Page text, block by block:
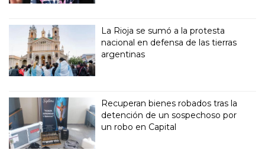
La Rioja se sumó a la protesta
nacional en defensa de las tierras
argentinas
Recuperan bienes robados tras la
detención de un sospechoso por
un robo en Capital